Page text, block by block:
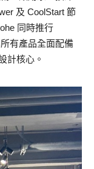
及 CoolStart 節
同時推行
有產品全面配備
計核心。